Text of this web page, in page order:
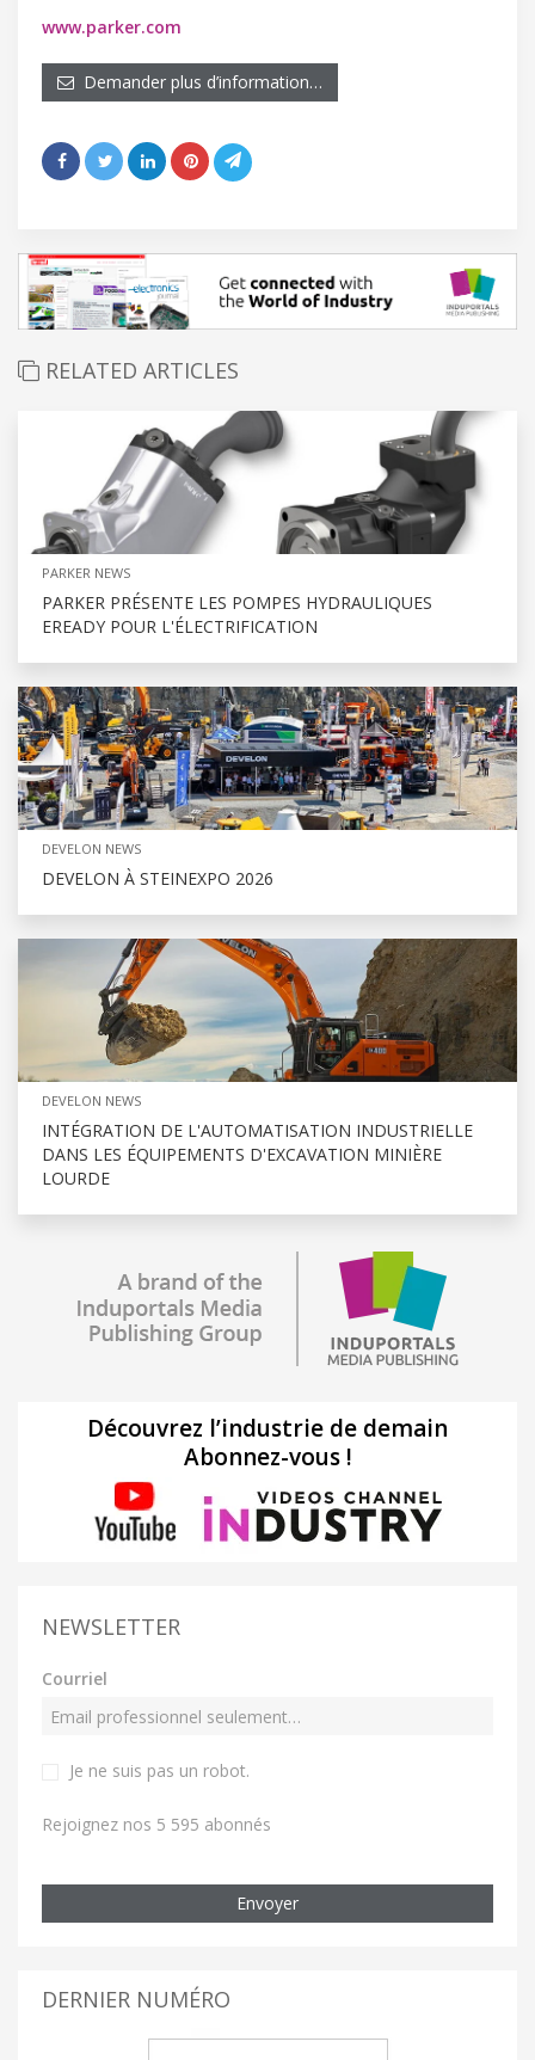
www.parker.com
Demander plus d’information…
RELATED ARTICLES
PARKER NEWS
PARKER PRÉSENTE LES POMPES HYDRAULIQUES
EREADY POUR L'ÉLECTRIFICATION
DEVELON NEWS
DEVELON À STEINEXPO 2026
DEVELON NEWS
INTÉGRATION DE L'AUTOMATISATION INDUSTRIELLE
DANS LES ÉQUIPEMENTS D'EXCAVATION MINIÈRE
LOURDE
Découvrez l’industrie de demain
Abonnez-vous !
NEWSLETTER
Courriel
Je ne suis pas un robot.
Rejoignez nos 5 595 abonnés
Envoyer
DERNIER NUMÉRO